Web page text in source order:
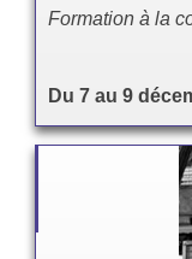
Formation à la
Du 7 au 9